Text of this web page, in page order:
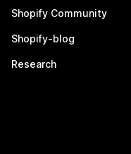
Shopify Community
Shopify-blog
Research